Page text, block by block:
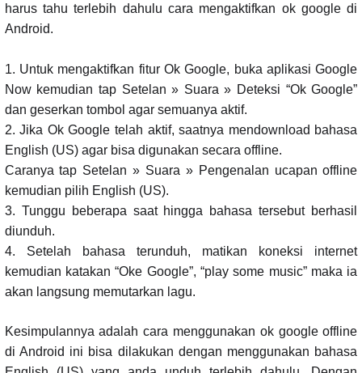
harus tahu terlebih dahulu cara mengaktifkan ok google di
Android.
1. Untuk mengaktifkan fitur Ok Google, buka aplikasi Google
Now kemudian tap Setelan » Suara » Deteksi “Ok Google”
dan geserkan tombol agar semuanya aktif.
2. Jika Ok Google telah aktif, saatnya mendownload bahasa
English (US) agar bisa digunakan secara offline.
Caranya tap Setelan » Suara » Pengenalan ucapan offline
kemudian pilih English (US).
3. Tunggu beberapa saat hingga bahasa tersebut berhasil
diunduh.
4. Setelah bahasa terunduh, matikan koneksi internet
kemudian katakan “Oke Google”, “play some music” maka ia
akan langsung memutarkan lagu.
Kesimpulannya adalah cara menggunakan ok google offline
di Android ini bisa dilakukan dengan menggunakan bahasa